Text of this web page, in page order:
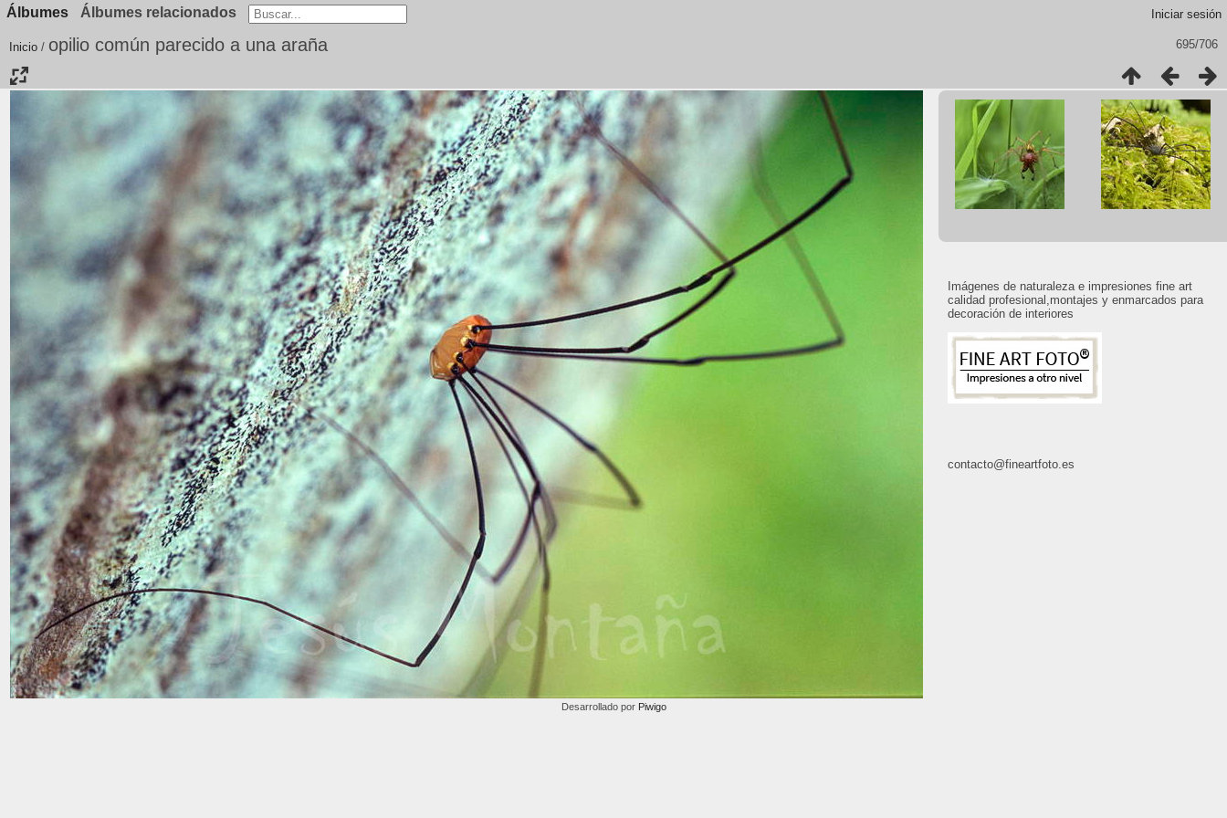
Álbumes Álbumes relacionados Iniciar sesión
695/706
Inicio / opilio común parecido a una araña
Imágenes de naturaleza e impresiones fine art
calidad profesional,montajes y enmarcados para
decoración de interiores
contacto@fineartfoto.es
Desarrollado por Piwigo